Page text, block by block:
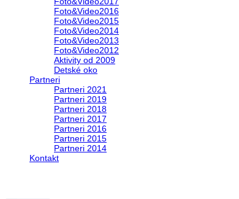
Foto&Video2016
Foto&Video2015
Foto&Video2014
Foto&Video2013
Foto&Video2012
Aktivity od 2009
Detské oko
Partneri
Partneri 2021
Partneri 2019
Partneri 2018
Partneri 2017
Partneri 2016
Partneri 2015
Partneri 2014
Kontakt